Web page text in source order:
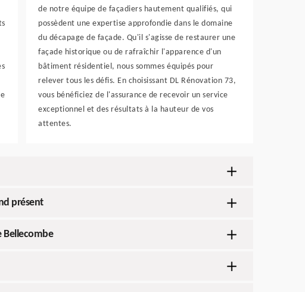
de notre équipe de façadiers hautement qualifiés, qui
possèdent une expertise approfondie dans le domaine
du décapage de façade. Qu'il s'agisse de restaurer une
façade historique ou de rafraîchir l'apparence d'un
bâtiment résidentiel, nous sommes équipés pour
relever tous les défis. En choisissant DL Rénovation 73,
vous bénéficiez de l'assurance de recevoir un service
exceptionnel et des résultats à la hauteur de vos
attentes.
présent
Bellecombe